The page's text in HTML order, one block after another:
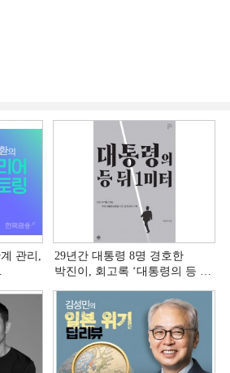
관리,
29년간 대통령 8명 경호한
박진이, 회고록 ‘대통령의 등 뒤